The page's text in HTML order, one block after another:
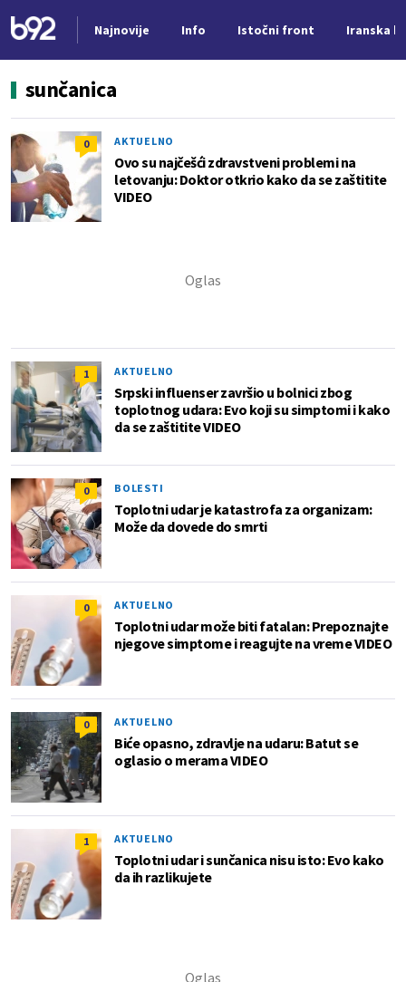
Najnovije Info Istočni front Iranska
sunčanica
0 AKTUELNO
Ovo su najčešći zdravstveni problemi na
letovanju: Doktor otkrio kako da se zaštitite
VIDEO
1 AKTUELNO
Srpski influenser završio u bolnici zbog
toplotnog udara: Evo koji su simptomi i kako
da se zaštitite VIDEO
0 BOLESTI
Toplotni udar je katastrofa za organizam:
Može da dovede do smrti
0 AKTUELNO
Toplotni udar može biti fatalan: Prepoznajte
njegove simptome i reagujte na vreme VIDEO
0 AKTUELNO
Biće opasno, zdravlje na udaru: Batut se
oglasio o merama VIDEO
1 AKTUELNO
Toplotni udar i sunčanica nisu isto: Evo kako
da ih razlikujete